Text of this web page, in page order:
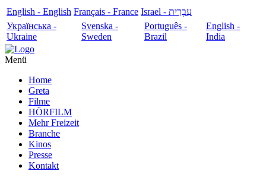
English - English Français - France
עִבְרִית - Israel
Українська -
Ukraine
Svenska -
Sweden
Português -
Brazil
English -
India
Menü
Home
Greta
Filme
HÖRFILM
Mehr Freizeit
Branche
Kinos
Presse
Kontakt